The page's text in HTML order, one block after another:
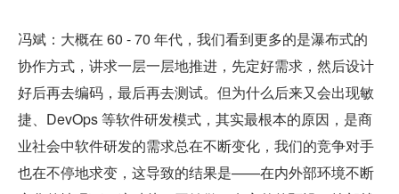
冯斌：大概在 60 - 70 年代，我们看到更多的是瀑布式的
协作方式，讲求一层一层地推进，先定好需求，然后设计
好后再去编码，最后再去测试。但为什么后来又会出现敏
捷、DevOps 等软件研发模式，其实最根本的原因，是商
业社会中软件研发的需求总在不断变化，我们的竞争对手
也在不停地求变，这导致的结果是——在内外部环境不断